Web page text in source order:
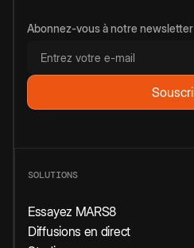
Abonnez-vous à notre newsletter
SOLUTIONS
Essayez MARS8
Diffusions en direct